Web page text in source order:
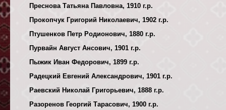
Преснова Татьяна Павловна, 1910 г.р.
Прокопчук Григорий Николаевич, 1902 г.р.
Птушенков Петр Родионович, 1880 г.р.
Пурвайн Август Ансович, 1901 г.р.
Пыжик Иван Федорович, 1899 г.р.
Радецкий Евгений Александрович, 1901 г.р.
Раевский Николай Григорьевич, 1888 г.р.
Разоренов Георгий Тарасович, 1900 г.р.